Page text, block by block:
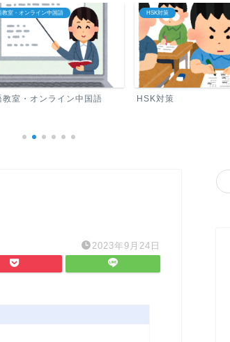
教室・オンライン中国語
教室・オンライン中国語
HSK対策
HSK対策
2023年9月24日